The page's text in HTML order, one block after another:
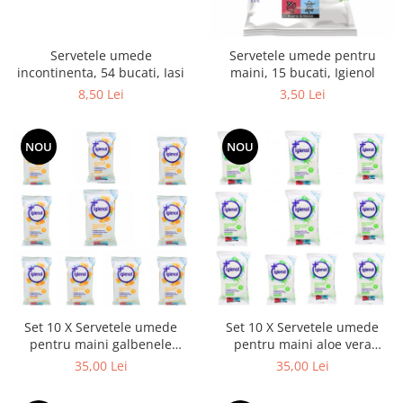
Accesorii par
Cosmetice profesionale
Sampon de par
Tratamente si masca de par
Vopsea de par si oxidant
Accesorii tuns si vopsit
Hair styling
Balsam de par
Ingrijire corp
Geluri de dus
Deodorante si antiperspirante
Lotiuni si creme de corp
Parfumuri
Servetele umede
incontinenta, 54 bucati, Iasi
8,50 Lei
Servetele umede pentru
maini, 15 bucati, Igienol
3,50 Lei
NOU
Set 10 X Servetele umede
pentru maini galbenele
Igienol, 15 pcs
35,00 Lei
NOU
Set 10 X Servetele umede
pentru maini aloe vera
Igienol, 15 pcs
35,00 Lei